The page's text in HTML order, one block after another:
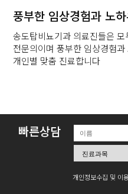
풍부한 임상경험과 노
송도탑비뇨기과 의료진들은
전문의이며 풍부한 임상경험
개인별 맞춤 진료합니다
빠른상담
개인정보수집 및 이